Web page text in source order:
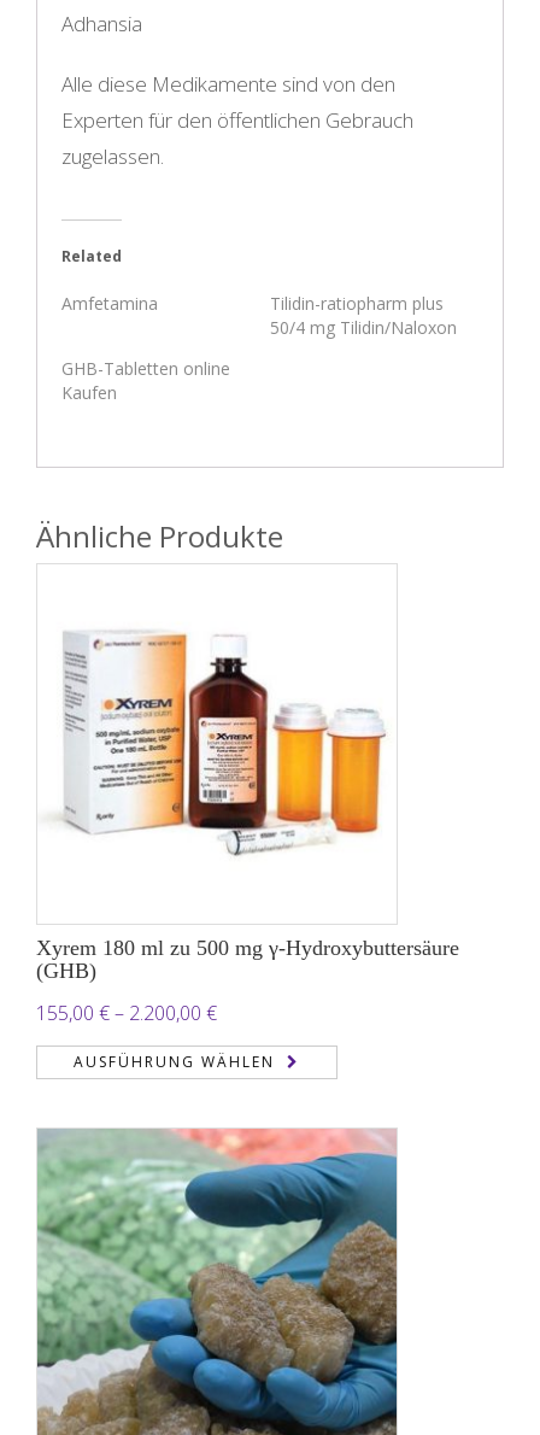
Adhansia
Alle diese Medikamente sind von den
Experten für den öffentlichen Gebrauch
zugelassen.
Related
Amfetamina
Tilidin-ratiopharm plus
50/4 mg Tilidin/Naloxon
GHB-Tabletten online
Kaufen
Ähnliche Produkte
Xyrem 180 ml zu 500 mg γ-Hydroxybuttersäure
(GHB)
155,00 €– 2.200,00 €Preisspanne:
155,00 €
bis
AUSFÜHRUNG WÄHLEN